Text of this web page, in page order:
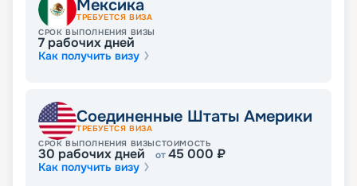
полноценным отдыхом.
Вечерние варианты отдыха включают в себя
театральные постановки и зрелищные шоу
акробатов, выступления певцов и стендаперов.
Питание на корабле
Шведский стол организован в основном
ресторане, где пассажиры смогут насладиться
Мексика
ТРЕБУЕТСЯ ВИЗА
СРОК ВЫПОЛНЕНИЯ ВИЗЫ
7 рабочих дней
Как получить визу
Соединенные Штаты Америки
ТРЕБУЕТСЯ ВИЗА
СРОК ВЫПОЛНЕНИЯ ВИЗЫ
30 рабочих дней
СТОИМОСТЬ
от45 000 ₽
Как получить визу